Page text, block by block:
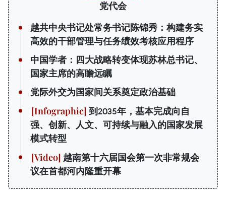
党代会
越共中央书记处常务书记陈锦秀：构建务实
高效的干部管理与任务绩效考核应用程序
中国学者：四大战略转变体现苏林总书记、
国家主席的高瞻远瞩
党际外交为国家间关系奠定政治基础
到2035年，基本完成向自
强、创新、人文、可持续与融入的国家发展
模式转型
越南第十六届国会第一次非常规会
议在首都河内隆重开幕